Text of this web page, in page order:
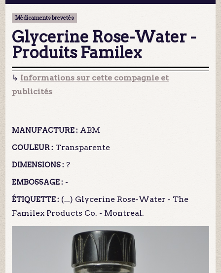
BOUTEILLES ▼
MA COLLECTION
CONTACT
Médicaments brevetés
Glycerine Rose-Water -
Produits Familex
↳ Informations sur cette compagnie et
publicités
MANUFACTURE : ABM
COULEUR : Transparente
DIMENSIONS : ?
EMBOSSAGE : -
ÉTIQUETTE : (...) Glycerine Rose-Water - The
Familex Products Co. - Montreal.